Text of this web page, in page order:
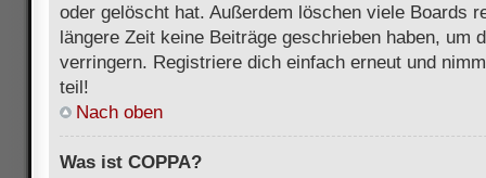
oder gelöscht hat. Außerdem löschen viele Boards
längere Zeit keine Beiträge geschrieben haben, um
verringern. Registriere dich einfach erneut und
teil!
Nach oben
Was ist COPPA?